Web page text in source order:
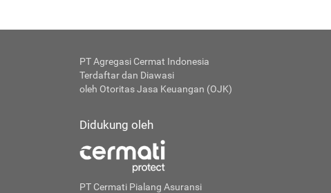
PT Agregasi Cermat Indonesia
Terdaftar dan Diawasi
oleh Otoritas Jasa Keuangan (OJK)
Didukung oleh
PT Cermati Pialang Asuransi